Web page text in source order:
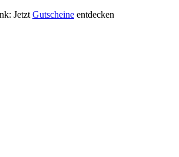
Jetzt Gutscheine entdecken